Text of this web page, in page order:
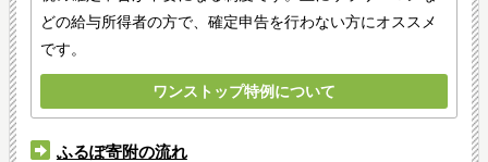
どの給与所得者の方で、確定申告を行わない方にオススメ
です。
ワンストップ特例について
ふるぽ寄附の流れ